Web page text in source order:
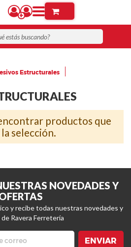
Estructurales
productos que
selección.
NOVEDADES Y
y recibe todas nuestras novedades y
Ravera Ferretería
ENVIAR